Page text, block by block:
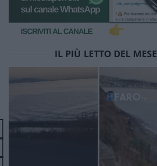
IL PIÙ LETTO DEL MESE